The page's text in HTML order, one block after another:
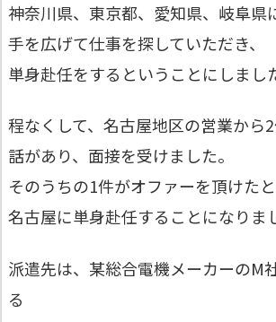
神奈川県、東京都、愛知県、岐阜県
手を広げて仕事を探していただき、
単身赴任をするということにしまし
程なくして、名古屋地区の営業から
話があり、面接を受けました。
そのうちの1件がオファーを頂けたと
名古屋に単身赴任することになりま
派遣先は、某総合電機メーカーのM
る